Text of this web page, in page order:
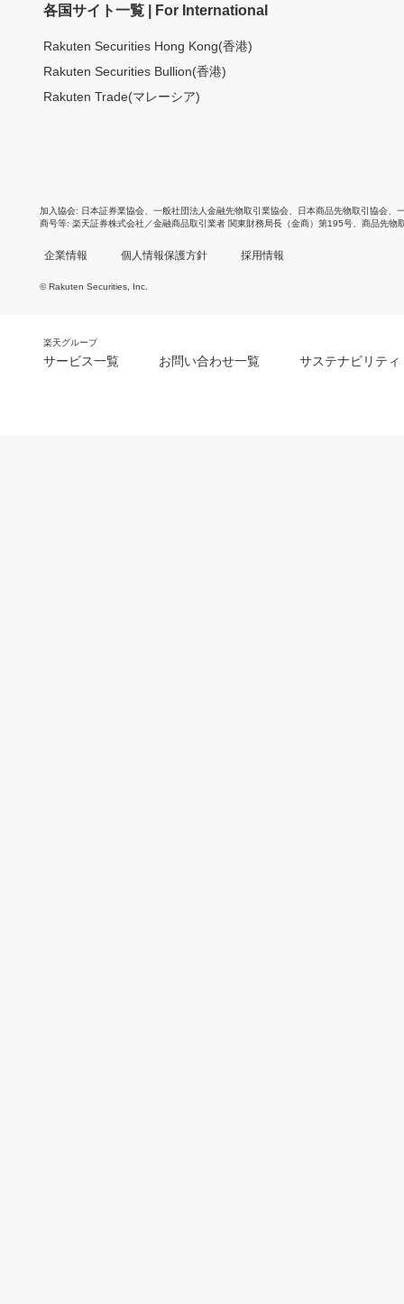
各国サイト一覧 | For International
Rakuten Securities Hong Kong(香港)
Rakuten Securities Bullion(香港)
Rakuten Trade(マレーシア)
加入協会 日本証券業協会 一般社団法人金融先物取引業協会 日本商品先物取引協会
商号等 楽天証券株式会社／金融商品取引業者 関東財務局長（金商）第195号、商品先物
企業情報 個人情報保護方針 採用情報
© Rakuten Securities, Inc.
楽天グループ
サービス一覧 お問い合わせ一覧 サステナビリティ